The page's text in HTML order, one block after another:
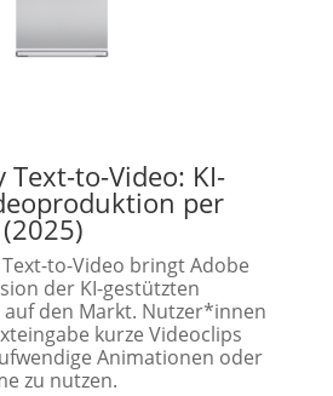
Text-to-Video: KI-
per
to-Video bringt Adobe
der KI-gestützten
den Markt. Nutzer*innen
kurze Videoclips
Animationen oder
zu nutzen.